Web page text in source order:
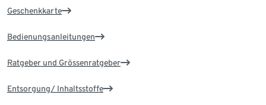
Geschenkkarte
Bedienungsanleitungen
Ratgeber und Grössenratgeber
Entsorgung/ Inhaltsstoffe